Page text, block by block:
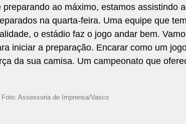
preparando ao máximo, estamos assistindo
na quarta-feira. Uma equipe que
o estádio faz o jogo andar bem.
iniciar a preparação. Encarar como um
da sua camisa. Um campeonato que
Foto: Assessoria de Imprensa/Vasco